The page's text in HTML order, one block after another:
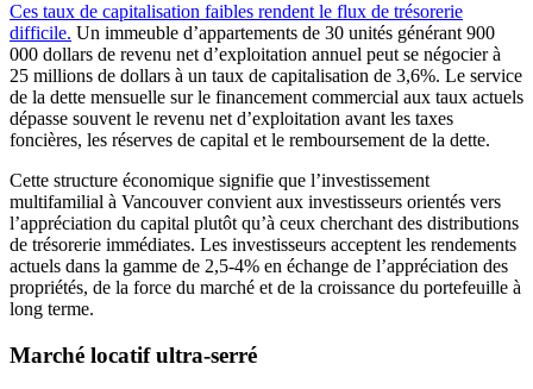
Ces taux de capitalisation faibles rendent le flux de trésorerie
difficile. Un immeuble d’appartements de 30 unités générant 900
000 dollars de revenu net d’exploitation annuel peut se négocier à
25 millions de dollars à un taux de capitalisation de 3,6%. Le service
de la dette mensuelle sur le financement commercial aux taux actuels
dépasse souvent le revenu net d’exploitation avant les taxes
foncières, les réserves de capital et le remboursement de la dette.
Cette structure économique signifie que l’investissement
multifamilial à Vancouver convient aux investisseurs orientés vers
l’appréciation du capital plutôt qu’à ceux cherchant des distributions
de trésorerie immédiates. Les investisseurs acceptent les rendements
actuels dans la gamme de 2,5-4% en échange de l’appréciation des
propriétés, de la force du marché et de la croissance du portefeuille à
long terme.
Marché locatif ultra-serré